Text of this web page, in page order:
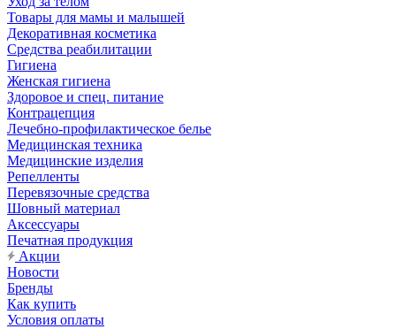
Товары для мамы и малышей
Декоративная косметика
Средства реабилитации
Гигиена
Женская гигиена
Здоровое и спец. питание
Контрацепция
Лечебно-профилактическое белье
Медицинская техника
Медицинские изделия
Репелленты
Перевязочные средства
Шовный материал
Аксессуары
Печатная продукция
Акции
Новости
Бренды
Как купить
Условия оплаты